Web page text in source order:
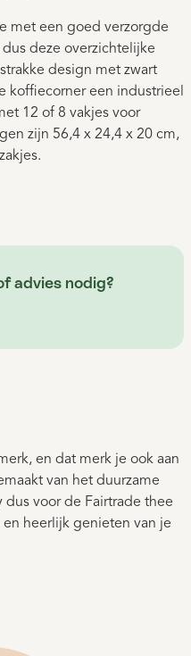
met een goed verzorgde
deze overzichtelijke
design met zwart
koffiecorner een industrieel
12 of 8 vakjes voor
zijn 56,4 x 24,4 x 20 cm,
advies nodig?
en dat merk je ook aan
van het duurzame
voor de Fairtrade thee
heerlijk genieten van je